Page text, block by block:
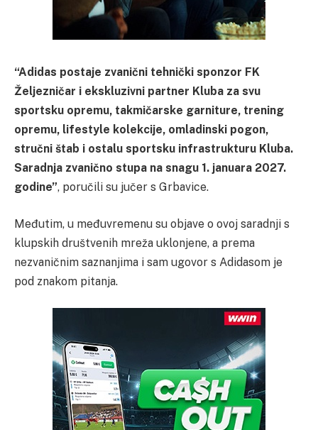
“Adidas postaje zvanični tehnički sponzor FK
Željezničar i ekskluzivni partner Kluba za svu
sportsku opremu, takmičarske garniture, trening
opremu, lifestyle kolekcije, omladinski pogon,
stručni štab i ostalu sportsku infrastrukturu Kluba.
Saradnja zvanično stupa na snagu 1. januara 2027.
godine”, poručili su jučer s Grbavice.
Međutim, u međuvremenu su objave o ovoj saradnji s
klupskih društvenih mreža uklonjene, a prema
nezvaničnim saznanjima i sam ugovor s Adidasom je
pod znakom pitanja.